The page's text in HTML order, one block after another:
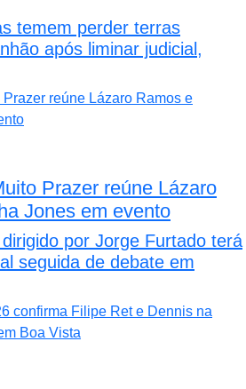
temem perder terras
após liminar judicial,
Prazer reúne Lázaro
Jones em evento
por Jorge Furtado terá
seguida de debate em